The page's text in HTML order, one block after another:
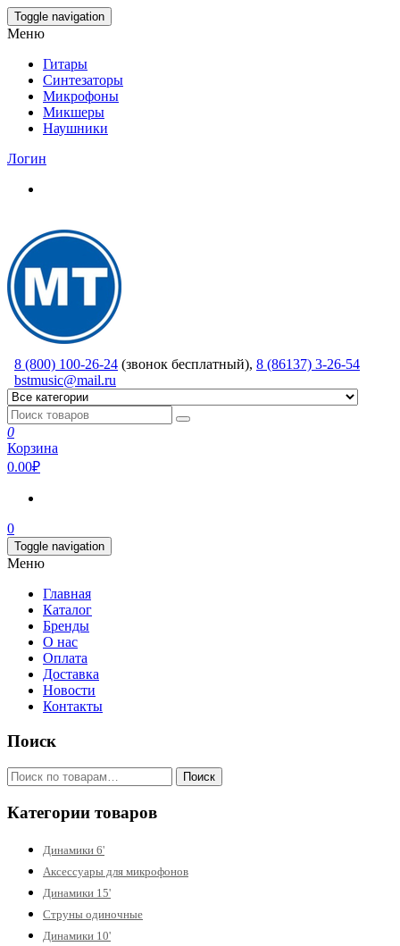
Skip
to
content
Toggle navigation
Меню
Гитары
Синтезаторы
Микрофоны
Микшеры
Наушники
Логин
8 (800) 100-26-24 (звонок бесплатный), 8 (86137) 3-26-54
bstmusic@mail.ru
0
Корзина
0.00₽
0
Toggle navigation
Меню
Главная
Каталог
Бренды
О нас
Оплата
Доставка
Новости
Контакты
Поиск
Искать: Поиск
Категории товаров
Динамики 6'
Аксессуары для микрофонов
Динамики 15'
Струны одиночные
Динамики 10'